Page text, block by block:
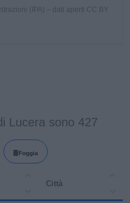
(IPA) – dati aperti CC BY
Lucera sono 427
Foggia
Città